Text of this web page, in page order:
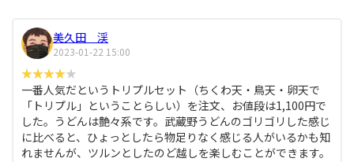
美久田 渓
2023-01-22 15:00
一番人気だというトリプルセット（ちくわ天・鳥天・卵天で
「トリプル」ということらしい）を注文、お値段は1,100円で
した。うどんは艶々系です。武蔵野うどんのゴリゴリした感じ
に比べると、ひょっとしたら物足りなく感じる人がいるかも知
れませんが、ツルンとしたのど越しを楽しむことができます。